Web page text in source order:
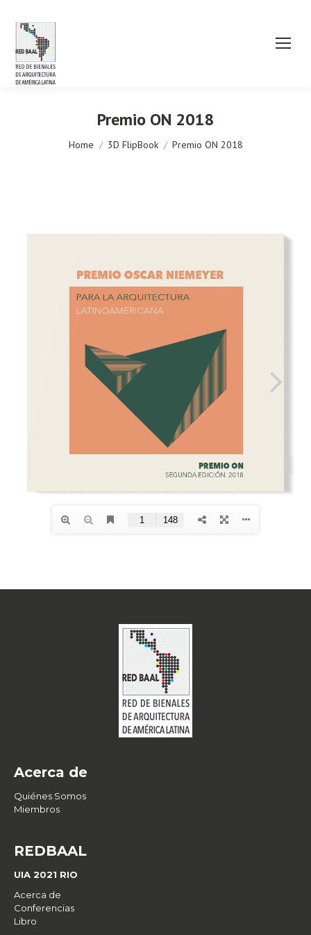
Premio ON 2018
Home 3D FlipBook Premio ON 2018
Acerca de
Quiénes Somos
Miembros
REDBAAL
UIA 2021 RIO
Acerca de
Conferencias
Libro